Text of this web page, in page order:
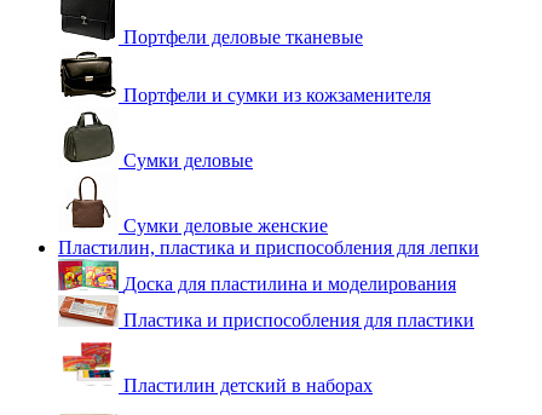
Портфели деловые тканевые
Портфели и сумки из кожзаменителя
Сумки деловые
Сумки деловые женские
Пластилин, пластика и приспособления для лепки
Доска для пластилина и моделирования
Пластика и приспособления для пластики
Пластилин детский в наборах